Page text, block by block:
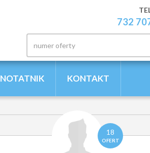
732
NOTATNIK KONTAKT
18
OFERT